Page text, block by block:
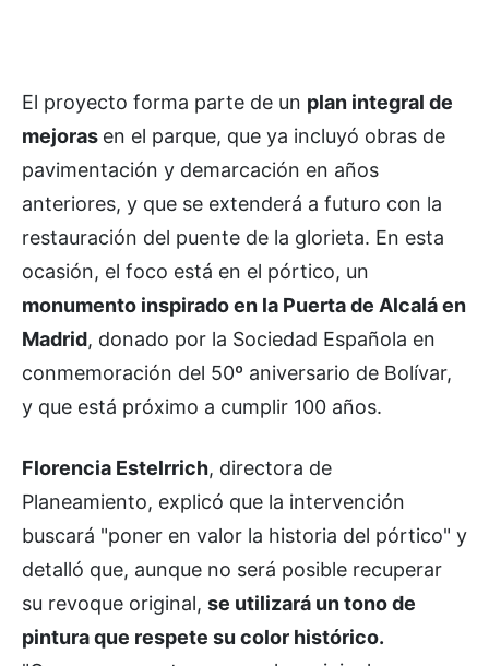
El proyecto forma parte de un plan integral de
mejoras en el parque, que ya incluyó obras de
pavimentación y demarcación en años
anteriores, y que se extenderá a futuro con la
restauración del puente de la glorieta. En esta
ocasión, el foco está en el pórtico, un
monumento inspirado en la Puerta de Alcalá en
Madrid, donado por la Sociedad Española en
conmemoración del 50º aniversario de Bolívar,
y que está próximo a cumplir 100 años.
Florencia Estelrrich, directora de
Planeamiento, explicó que la intervención
buscará "poner en valor la historia del pórtico" y
detalló que, aunque no será posible recuperar
su revoque original, se utilizará un tono de
pintura que respete su color histórico.